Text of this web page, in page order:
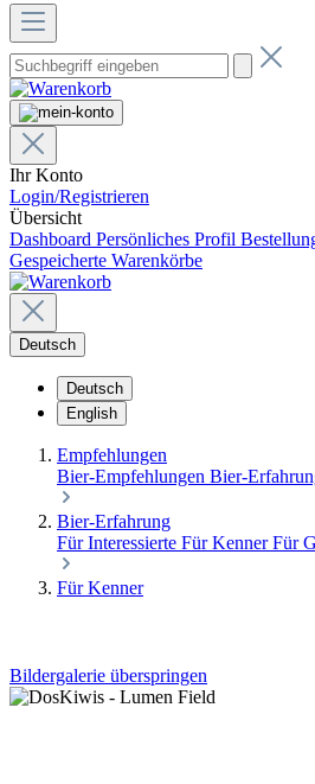
Ihr Konto
Login/Registrieren
Übersicht
Dashboard Persönliches Profil
Gespeicherte Warenkörbe
Deutsch
Deutsch
English
Empfehlungen
Bier-Empfehlungen Bier-
Bier-Erfahrung
Für Interessierte Für KennerFür
Für Kenner
Bildergalerie überspringen